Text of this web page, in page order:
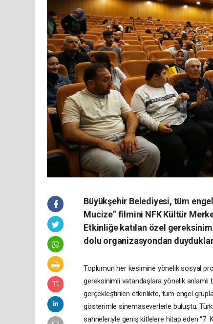
Büyükşehir Belediyesi, tüm
Mucize” filmini NFK Kültür
Etkinliğe katılan özel
dolu organizasyondan
Toplumun her kesimine yönelik sosyal
gereksinimli vatandaşlara yönelik anlamlı
gerçekleştirilen etkinlikte, tüm engel
gösterimle sinemaseverlerle buluştu. Türk
sahneleriyle geniş kitlelere hitap eden “7.